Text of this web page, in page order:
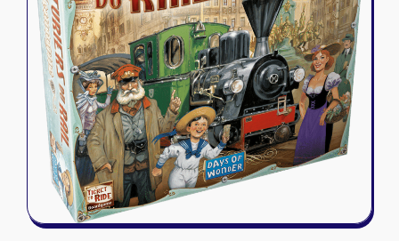
Naruto Mythos
Autres
Tapis de jeu